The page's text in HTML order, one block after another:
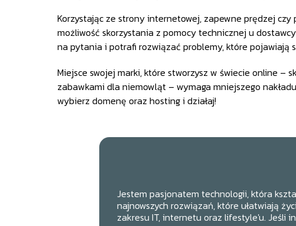
Korzystając ze strony internetowej, zapewne prędzej
możliwość skorzystania z pomocy technicznej u
na pytania i potrafi rozwiązać problemy, które pojawiają
Miejsce swojej marki, które stworzysz w świecie online
zabawkami dla niemowląt – wymaga mniejszego
wybierz domenę oraz hosting i działaj!
Jestem pasjonatem technologii, która
najnowszych rozwiązań, które ułatwiają
zakresu IT, internetu oraz lifestyle'u. Jeśli